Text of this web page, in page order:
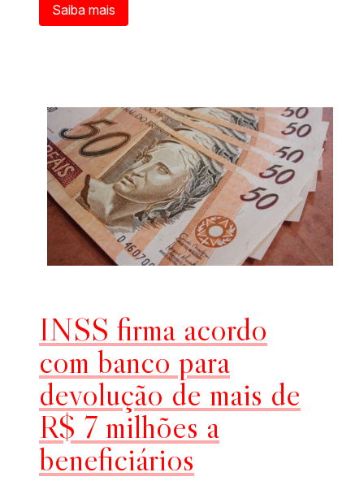
Saiba mais
INSS firma acordo
com banco para
devolução de mais de
R$ 7 milhões a
beneficiários